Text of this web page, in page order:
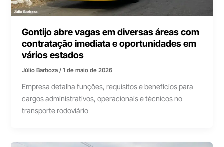
Gontijo abre vagas em diversas áreas com
contratação imediata e oportunidades em
vários estados
Júlio Barboza/1 de maio de 2026
Empresa detalha funções, requisitos e benefícios para
cargos administrativos, operacionais e técnicos no
transporte rodoviário